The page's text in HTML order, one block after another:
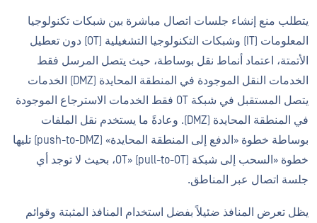
يتطلب منع إنشاء جلسات اتصال مباشرة بين شبكات تكنولوجيا
المعلومات (IT) وشبكات التكنولوجيا التشغيلية (OT) دون تعطيل
الأتمتة، اعتماد أنماط نقل بوساطة، حيث يتصل المرسل فقط
الخدمات النقل الموجودة في المنطقة المحايدة (DMZ) الخدمات
يتصل المستقبل في شبكة OT فقط الخدمات الاسترجاع الموجودة
في المنطقة المحايدة (DMZ). وعادةً ما يستخدم نقل الملفات
بوساطة خطوة «الدفع إلى المنطقة المحايدة» (push-to-DMZ) تليها
خطوة «السحب إلى شبكة OT» (pull-to-OT)، بحيث لا توجد أي
جلسة اتصال عبر المناطق.
يظل تعرض المنافذ ضئيلاً بفضل استخدام المنافذ المثبتة وقوائم